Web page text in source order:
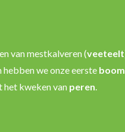
van mestkalveren (veeteelt
hebben we onze eerste
kweken van peren